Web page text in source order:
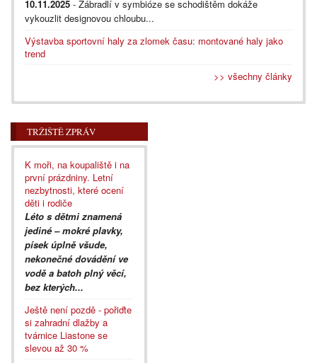
10.11.2025 - Zábradlí v symbióze se schodištěm dokáže
vykouzlit designovou chloubu...
Výstavba sportovní haly za zlomek času: montované haly jako
trend
>> všechny články
TRŽIŠTĚ ZPRÁV
K moři, na koupaliště i na
první prázdniny. Letní
nezbytnosti, které ocení
děti i rodiče
Léto s dětmi znamená
jediné – mokré plavky,
písek úplně všude,
nekonečné dovádění ve
vodě a batoh plný věcí,
bez kterých...
Ještě není pozdě - pořiďte
si zahradní dlažby a
tvárnice Liastone se
slevou až 30 %